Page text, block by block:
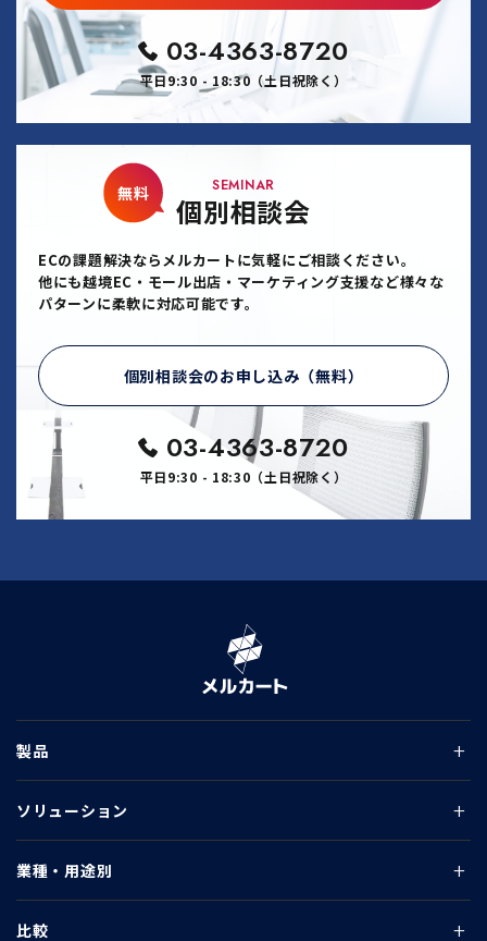
03-4363-8720
平日9:30 - 18:30（土日祝除く）
SEMINAR
個別相談会
無料
ECの課題解決ならメルカートに気軽にご相談ください。
他にも越境EC・モール出店・マーケティング支援など様々な
パターンに柔軟に対応可能です。
個別相談会のお申し込み（無料）
03-4363-8720
平日9:30 - 18:30（土日祝除く）
製品
ソリューション
業種・用途別
比較